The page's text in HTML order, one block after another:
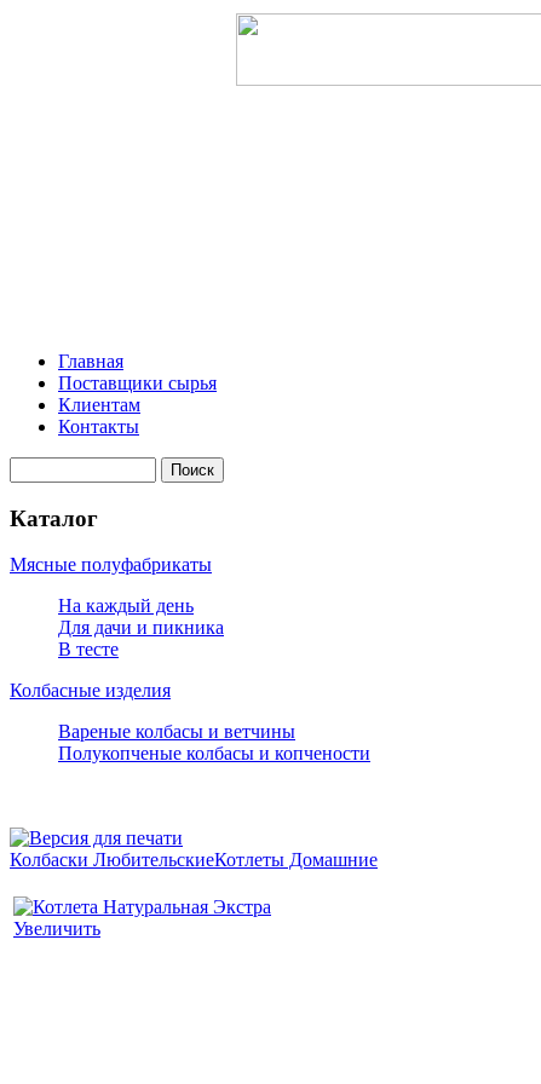
Главная
Поставщики сырья
Клиентам
Контакты
Каталог
Мясные полуфабрикаты
На каждый день
Для дачи и пикника
В тесте
Колбасные изделия
Вареные колбасы и ветчины
Полукопченые колбасы и копчености
Колбаски ЛюбительскиеКотлеты Домашние
Увеличить